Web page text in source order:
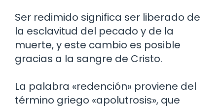
Ser redimido significa ser liberado de
la esclavitud del pecado y de la
muerte, y este cambio es posible
gracias a la sangre de Cristo.
La palabra «redención» proviene del
término griego «apolutrosis», que